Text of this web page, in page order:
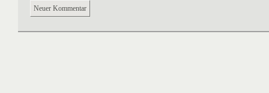
Neuer Kommentar